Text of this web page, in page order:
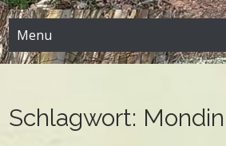
Menu
Schlagwort: Mondin